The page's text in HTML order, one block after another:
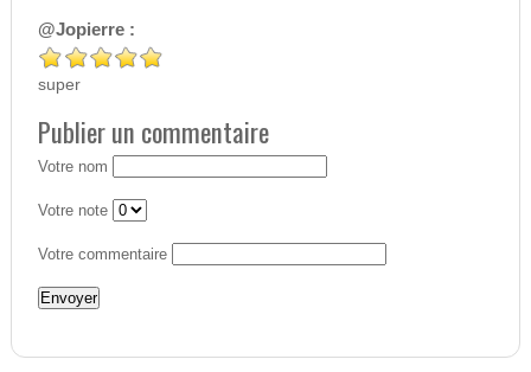
@Jopierre :
super
Publier un commentaire
Votre nom
Votre note
Votre commentaire